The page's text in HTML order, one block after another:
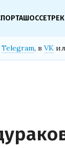
ШОССЕТРЕК
Telegram, в VK